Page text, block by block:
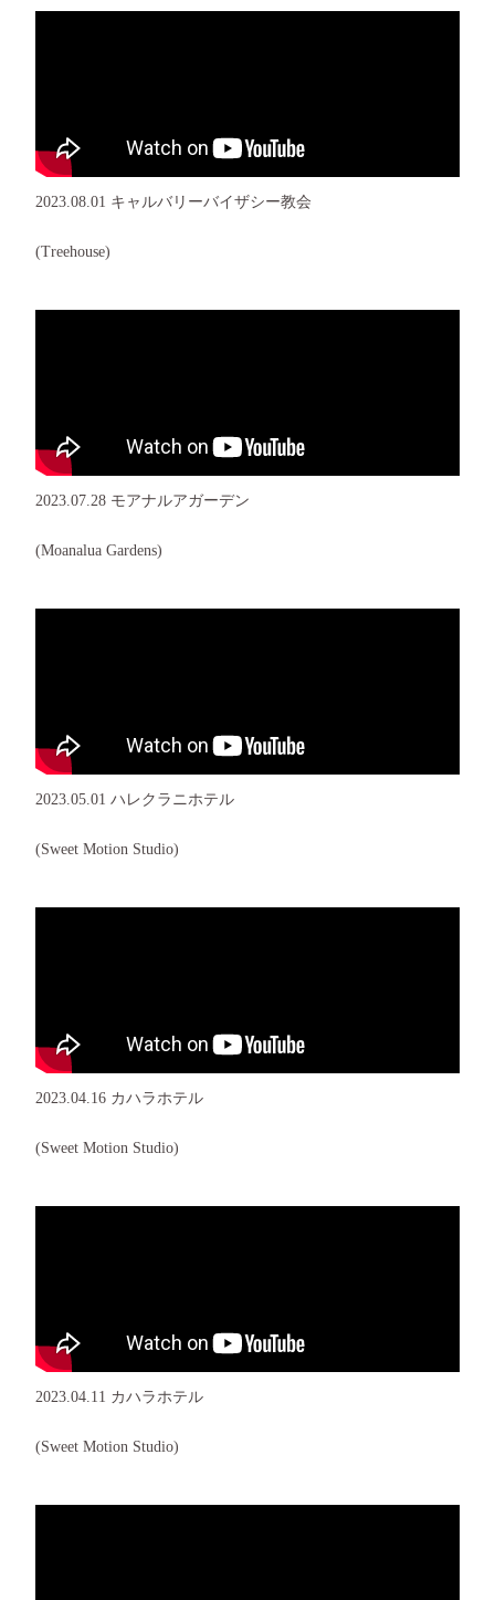
2023.08.01 キャルバリーバイザシー教会
(Treehouse)
2023.07.28 モアナルアガーデン
(Moanalua Gardens)
2023.05.01 ハレクラニホテル
(Sweet Motion Studio)
2023.04.16 カハラホテル
(Sweet Motion Studio)
2023.04.11 カハラホテル
(Sweet Motion Studio)